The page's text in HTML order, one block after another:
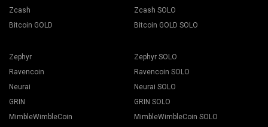
Zcash
Bitcoin GOLD
Zcash SOLO
Bitcoin GOLD SOLO
Zephyr
Ravencoin
Neurai
GRIN
MimbleWimbleCoin
Zephyr SOLO
Ravencoin SOLO
Neurai SOLO
GRIN SOLO
MimbleWimbleCoin SOLO